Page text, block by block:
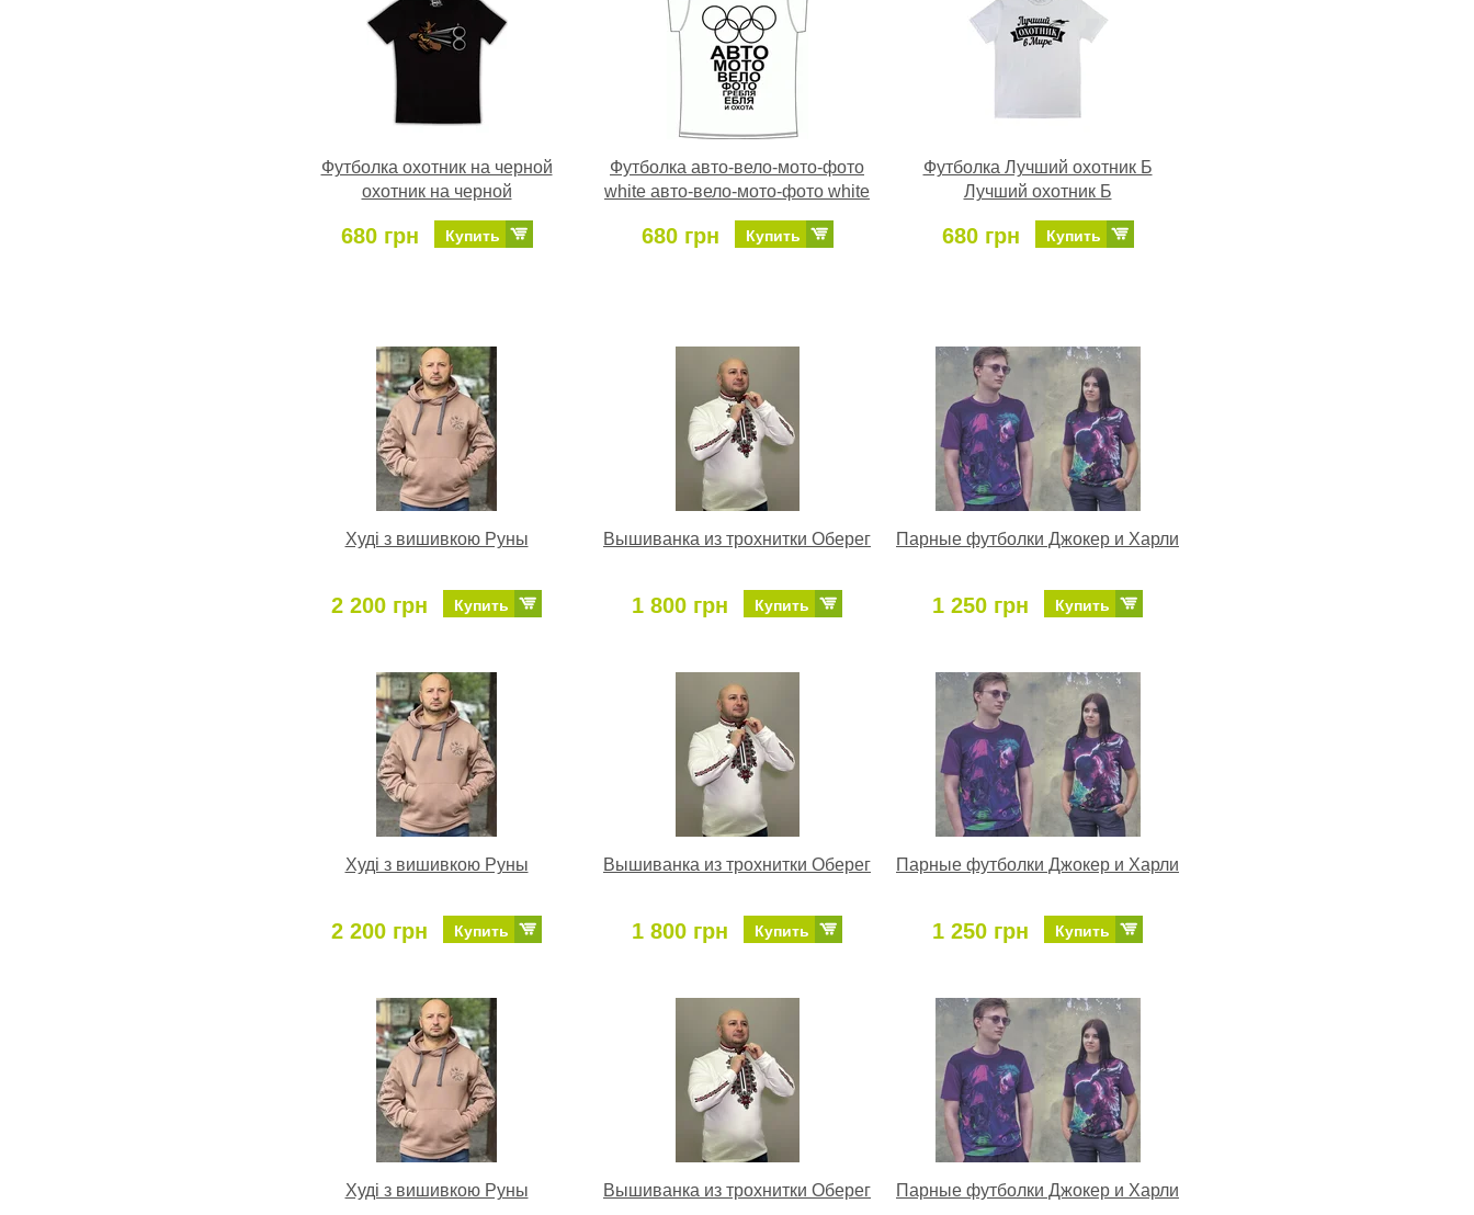
Футболка охотник на черной
охотник на черной
680 грн Купить
Футболка авто-вело-мото-фото
white авто-вело-мото-фото white
680 грн Купить
Футболка Лучший охотник Б
Лучший охотник Б
680 грн Купить
Худі з вишивкою Руны
2 200 грн Купить
Вышиванка из трохнитки Оберег
1 800 грн Купить
Парные футболки Джокер и Харли
1 250 грн Купить
Худі з вишивкою Руны
2 200 грн Купить
Вышиванка из трохнитки Оберег
1 800 грн Купить
Парные футболки Джокер и Харли
1 250 грн Купить
Худі з вишивкою Руны Вышиванка из трохнитки Оберег Парные футболки Джокер и Харли